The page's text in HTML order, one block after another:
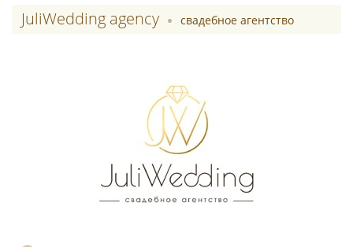
JuliWedding agency свадебное агентство